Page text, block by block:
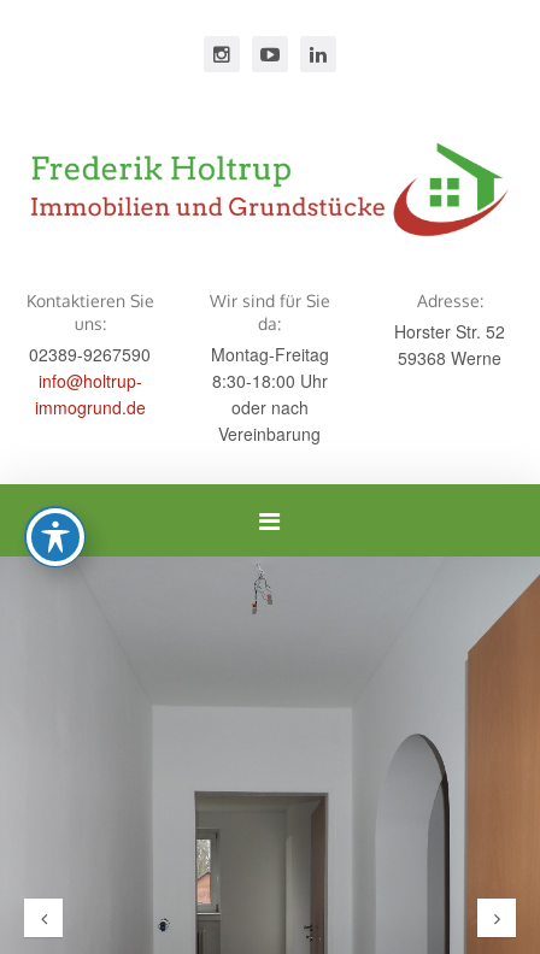
Kontaktieren Sie
uns:
02389-9267590
info@holtrup-
immogrund.de
Wir sind für Sie
da:
Montag-Freitag
8:30-18:00 Uhr
oder nach
Vereinbarung
Adresse:
Horster Str. 52
59368 Werne
Navigation
umschalten